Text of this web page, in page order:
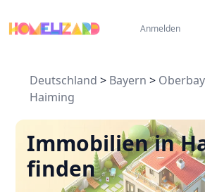
Anmelden
Deutschland > Bayern >
Haiming
Immobilien in
finden